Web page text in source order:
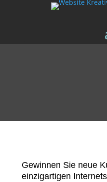
Gewinnen Sie neue
einzigartigen